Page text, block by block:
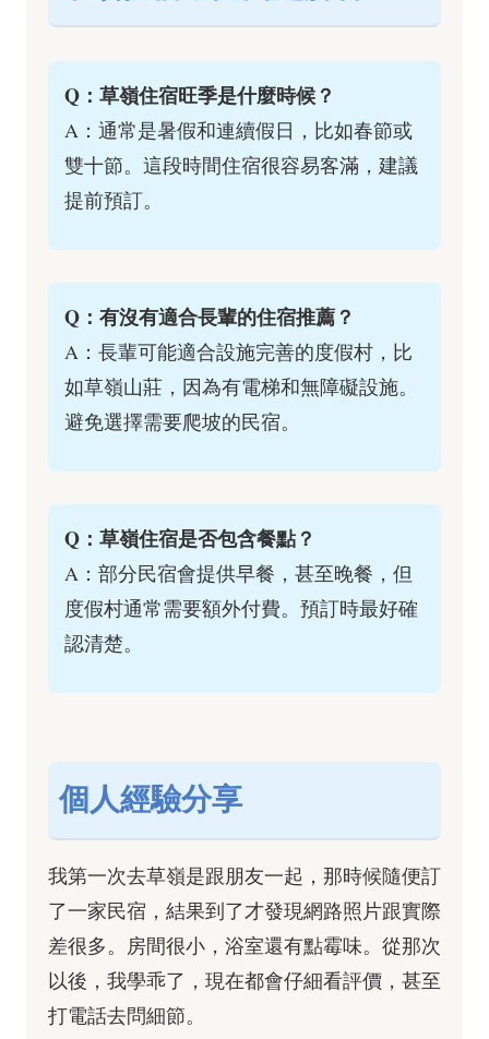
Q：草嶺住宿旺季是什麼時候？
A：通常是暑假和連續假日，比如春節或
雙十節。這段時間住宿很容易客滿，建議
提前預訂。
Q：有沒有適合長輩的住宿推薦？
A：長輩可能適合設施完善的度假村，比
如草嶺山莊，因為有電梯和無障礙設施。
避免選擇需要爬坡的民宿。
Q：草嶺住宿是否包含餐點？
A：部分民宿會提供早餐，甚至晚餐，但
度假村通常需要額外付費。預訂時最好確
認清楚。
個人經驗分享
我第一次去草嶺是跟朋友一起，那時候隨便訂
了一家民宿，結果到了才發現網路照片跟實際
差很多。房間很小，浴室還有點霉味。從那次
以後，我學乖了，現在都會仔細看評價，甚至
打電話去問細節。